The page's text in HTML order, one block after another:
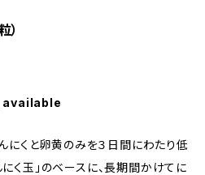
んにくと卵黄のみを３日間にわたり低
く玉」のベースに、長期間かけてに